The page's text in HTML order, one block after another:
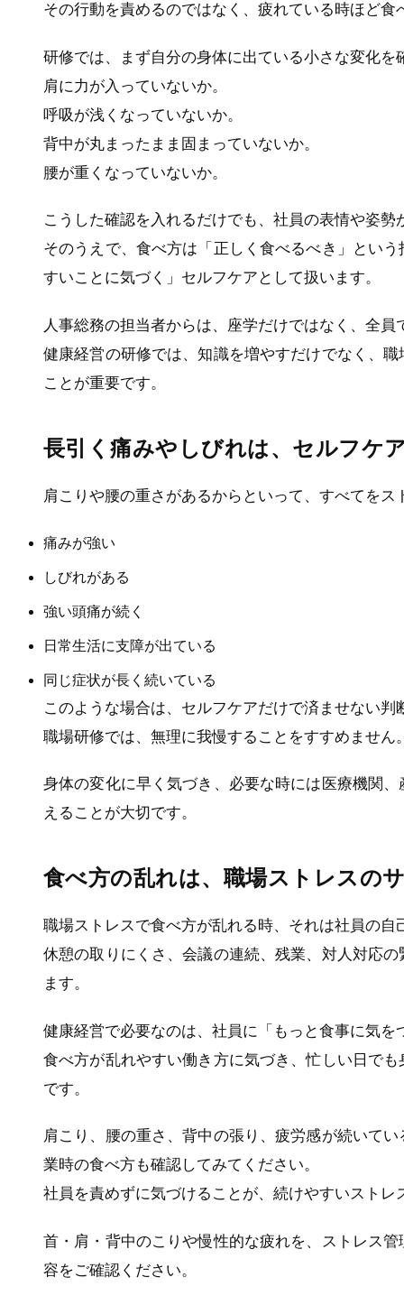
その行動を責めるのではなく、疲れている時ほど
研修では、まず自分の身体に出ている小さな変化を
肩に力が入っていないか。
呼吸が浅くなっていないか。
背中が丸まったまま固まっていないか。
腰が重くなっていないか。
こうした確認を入れるだけでも、社員の表情や姿勢
そのうえで、食べ方は「正しく食べるべき」とい
すいことに気づく」セルフケアとして扱います。
人事総務の担当者からは、座学だけではなく、全
健康経営の研修では、知識を増やすだけでなく、
ことが重要です。
長引く痛みやしびれは、セルフケ
肩こりや腰の重さがあるからといって、すべてを
痛みが強い
しびれがある
強い頭痛が続く
日常生活に支障が出ている
同じ症状が長く続いている
このような場合は、セルフケアだけで済ませない判
職場研修では、無理に我慢することをすすめません
身体の変化に早く気づき、必要な時には医療機関
えることが大切です。
食べ方の乱れは、職場ストレスの
職場ストレスで食べ方が乱れる時、それは社員の
休憩の取りにくさ、会議の連続、残業、対人対応
ます。
健康経営で必要なのは、社員に「もっと食事に気
食べ方が乱れやすい働き方に気づき、忙しい日で
です。
肩こり、腰の重さ、背中の張り、疲労感が続いて
業時の食べ方も確認してみてください。
社員を責めずに気づけることが、続けやすいストレ
首・肩・背中のこりや慢性的な疲れを、ストレス
容をご確認ください。